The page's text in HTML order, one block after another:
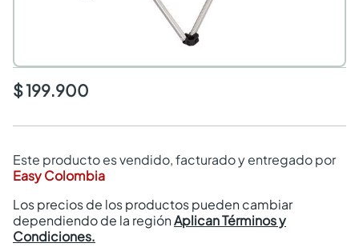
$ 199.900
Este producto es vendido, facturado y entregado por
Easy Colombia
Los precios de los productos pueden cambiar
dependiendo de la regiónAplican Términos y
Condiciones.